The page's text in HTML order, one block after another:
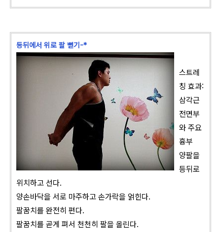
등뒤에서 위로 팔 뻗기-*
스트레
칭 효과:
삼각근
전면부
와 주요
흉부
양팔을
등뒤로
위치하고 선다.
양손바닥을 서로 마주하고 손가락을 얽힌다.
팔꿈치를 완전히 편다.
팔꿈치를 곧게 펴서 천천히 팔을 올린다.